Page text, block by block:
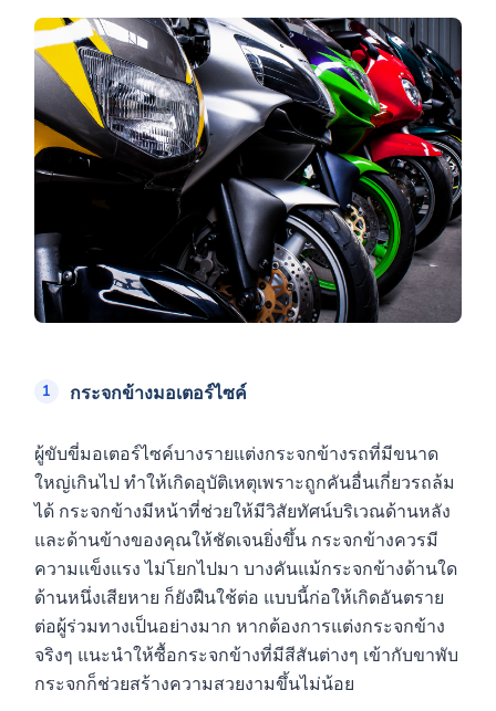
กระจกข้างมอเตอร์ไซค์
ผู้ขับขี่มอเตอร์ไซค์บางรายแต่งกระจกข้างรถที่มีขนาด
ใหญ่เกินไป ทำให้เกิดอุบัติเหตุเพราะถูกคันอื่นเกี่ยวรถล้ม
ได้ กระจกข้างมีหน้าที่ช่วยให้มีวิสัยทัศน์บริเวณด้านหลัง
และด้านข้างของคุณให้ชัดเจนยิ่งขึ้น กระจกข้างควรมี
ความแข็งแรง ไม่โยกไปมา บางคันแม้กระจกข้างด้านใด
ด้านหนึ่งเสียหาย ก็ยังฝืนใช้ต่อ แบบนี้ก่อให้เกิดอันตราย
ต่อผู้ร่วมทางเป็นอย่างมาก หากต้องการแต่งกระจกข้าง
จริงๆ แนะนำให้ซื้อกระจกข้างที่มีสีสันต่างๆ เข้ากับขาพับ
กระจกก็ช่วยสร้างความสวยงามขึ้นไม่น้อย